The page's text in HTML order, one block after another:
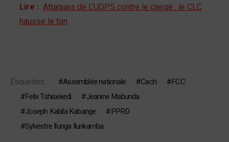
Lire : Attaques de L'UDPS contre le clergé : le CLC
hausse le ton
Étiquettes : Assemblée nationale Cach
FCC
Felix Tshisekedi
Jeanine Mabunda
Joseph Kabila Kabange
PPRD
Sylvestre Ilunga Ilunkamba